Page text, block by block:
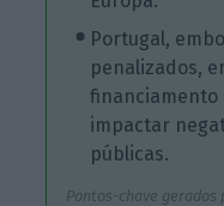
Portugal,
penalizados,
financiamento
impactar
públicas.
Pontos-chave gerados